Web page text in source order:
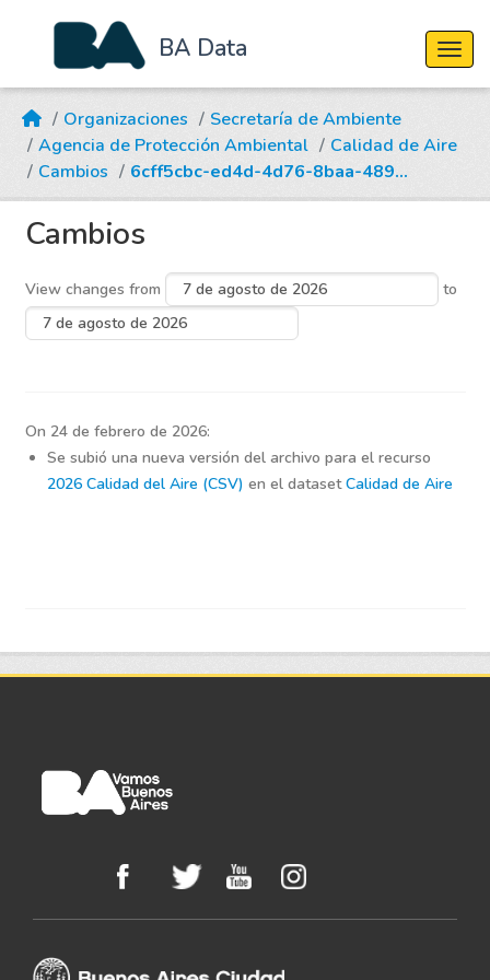
Skip to main content
BA Data
Organizaciones
Secretaría de Ambiente
Agencia de Protección Ambiental
Calidad de Aire
Cambios
6cff5cbc-ed4d-4d76-8baa-489...
Cambios
View changes from to
On 24 de febrero de 2026:
Se subió una nueva versión del archivo para el recurso
2026 Calidad del Aire (CSV) en el datasetCalidad de Aire